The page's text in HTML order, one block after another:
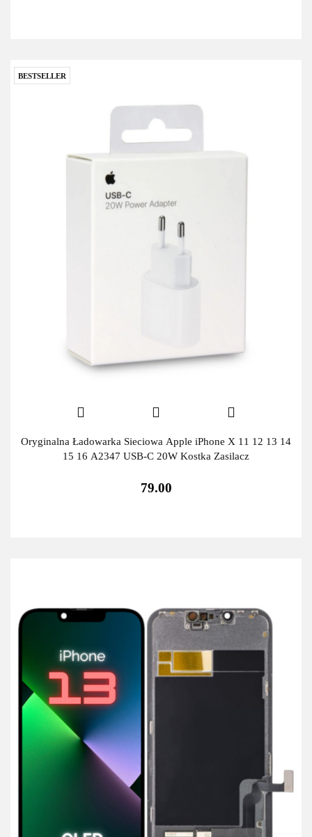
BESTSELLER
Oryginalna Ładowarka Sieciowa Apple iPhone X 11 12 13 14
15 16 A2347 USB-C 20W Kostka Zasilacz
79.00